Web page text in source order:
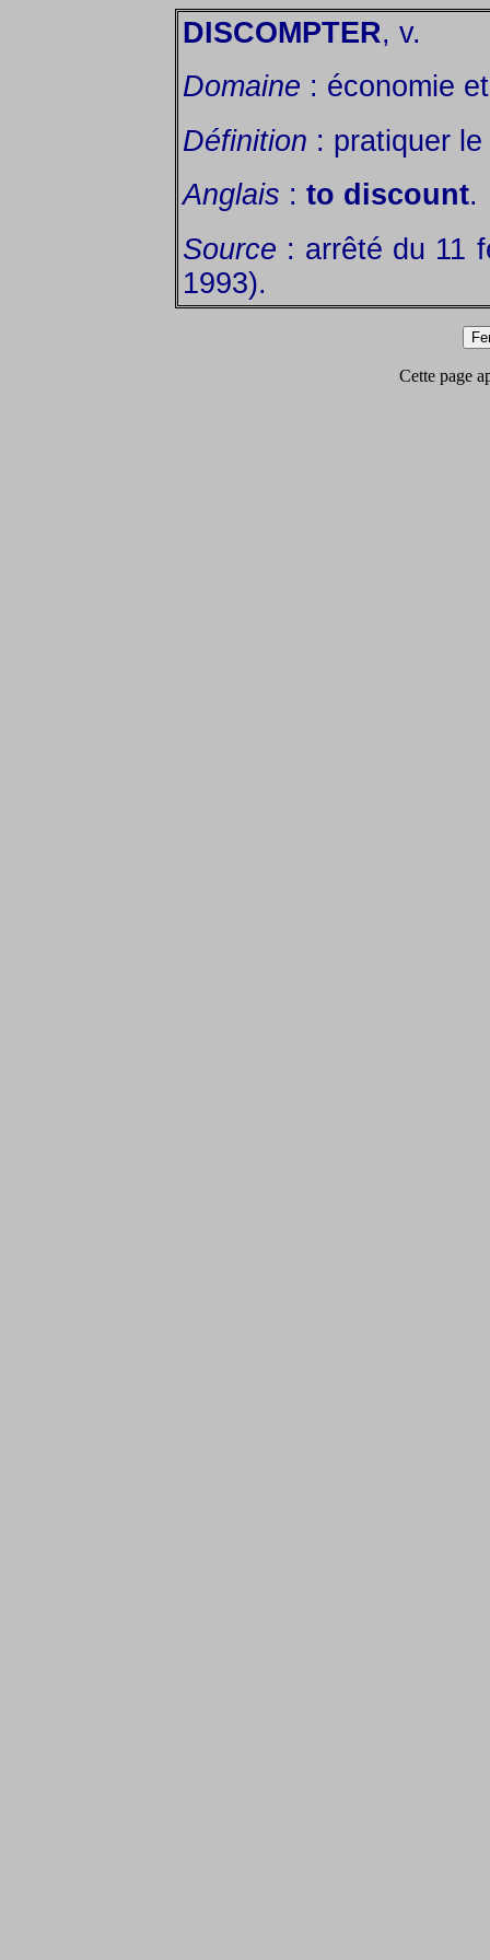
DISCOMPTER, v.
Domaine : économie
Définition : pratiquer le
Anglais : to discount.
Source : arrêté du 11
1993).
Cette page